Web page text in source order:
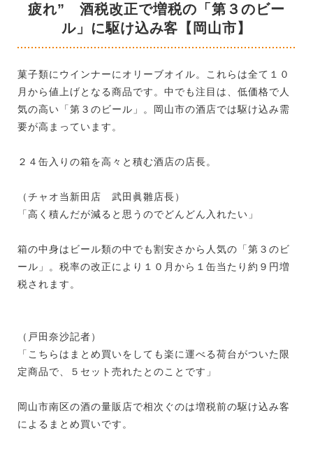
疲れ” 酒税改正で増税の「第３のビー
ル」に駆け込み客【岡山市】
菓子類にウインナーにオリーブオイル。これらは全て１０
月から値上げとなる商品です。中でも注目は、低価格で人
気の高い「第３のビール」。岡山市の酒店では駆け込み需
要が高まっています。
２４缶入りの箱を高々と積む酒店の店長。
（チャオ当新田店 武田眞雛店長）
「高く積んだが減ると思うのでどんどん入れたい」
箱の中身はビール類の中でも割安さから人気の「第３のビ
ール」。税率の改正により１０月から１缶当たり約９円増
税されます。
（戸田奈沙記者）
「こちらはまとめ買いをしても楽に運べる荷台がついた限
定商品で、５セット売れたとのことです」
岡山市南区の酒の量販店で相次ぐのは増税前の駆け込み客
によるまとめ買いです。